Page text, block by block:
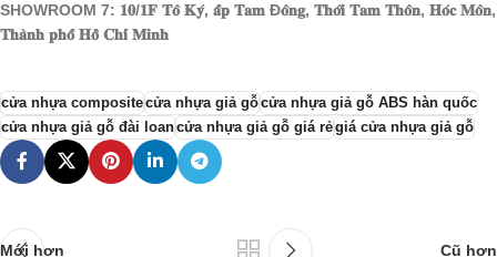
SHOWROOM 7: 𝟏𝟎/𝟏𝐅 𝐓𝐨̂ 𝐊𝐲́, 𝐚̂́𝐩 𝐓𝐚𝐦 Đ𝐨̂𝐧𝐠, 𝐓𝐡𝐨̛́𝐢 𝐓𝐚𝐦 𝐓𝐡𝐨̂𝐧, 𝐇𝐨́𝐜 𝐌𝐨̂𝐧,
𝐓𝐡𝐚̀𝐧𝐡 𝐩𝐡𝐨̂́ 𝐇𝐨̂̀ 𝐂𝐡𝐢́ 𝐌𝐢𝐧𝐡
cửa nhựa compositecửa nhựa giả gỗcửa nhựa giả gỗ ABS hàn quốc
cửa nhựa giả gỗ đài loancửa nhựa giả gỗ giá rẻgiá cửa nhựa giả gỗ
Mới hơn Cũ hơn